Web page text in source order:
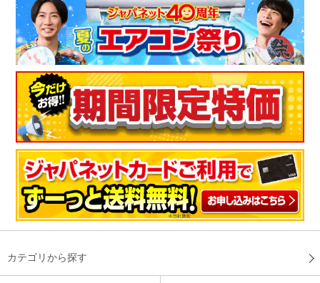
カテゴリから探す